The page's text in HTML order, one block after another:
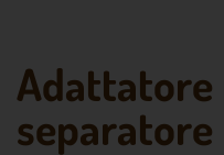
Adattatore
separatore